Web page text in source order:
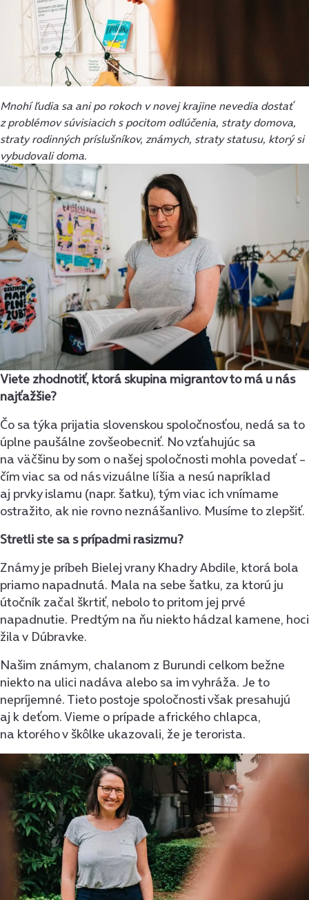
Mnohí ľudia sa ani po rokoch v novej krajine nevedia dostať
z problémov súvisiacich s pocitom odlúčenia, straty domova,
straty rodinných príslušníkov, známych, straty statusu, ktorý si
vybudovali doma.
Viete zhodnotiť, ktorá skupina migrantov to má u nás
najťažšie?
Čo sa týka prijatia slovenskou spoločnosťou, nedá sa to
úplne paušálne zovšeobecniť. No vzťahujúc sa
na väčšinu by som o našej spoločnosti mohla povedať –
čím viac sa od nás vizuálne líšia a nesú napríklad
aj prvky islamu (napr. šatku), tým viac ich vnímame
ostražito, ak nie rovno neznášanlivo. Musíme to zlepšiť.
Stretli ste sa s prípadmi rasizmu?
Známy je príbeh Bielej vrany Khadry Abdile, ktorá bola
priamo napadnutá. Mala na sebe šatku, za ktorú ju
útočník začal škrtiť, nebolo to pritom jej prvé
napadnutie. Predtým na ňu niekto hádzal kamene, hoci
žila v Dúbravke.
Našim známym, chalanom z Burundi celkom bežne
niekto na ulici nadáva alebo sa im vyhráža. Je to
nepríjemné. Tieto postoje spoločnosti však presahujú
aj k deťom. Vieme o prípade afrického chlapca,
na ktorého v škôlke ukazovali, že je terorista.